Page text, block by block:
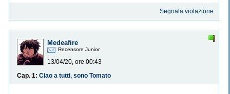
Segnala violazione
Medeafire
Recensore Junior
13/04/20, ore 00:43
Cap. 1: Ciao a tutti, sono Tomato